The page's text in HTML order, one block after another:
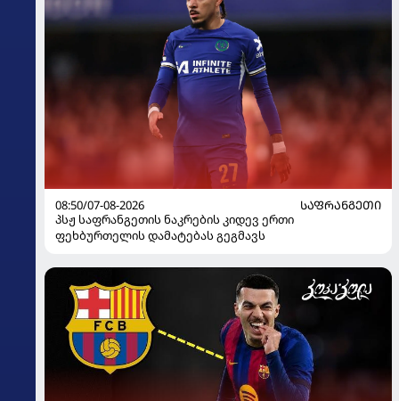
08:50/07-08-2026
ᲡᲐᲤᲠᲐᲜᲒᲔᲗᲘ
პსჟ საფრანგეთის ნაკრების კიდევ ერთი
ფეხბურთელის დამატებას გეგმავს